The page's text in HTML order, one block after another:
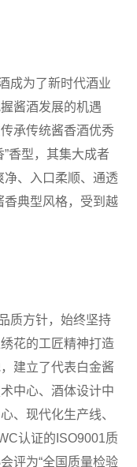
成为了新时代酒业
酱酒发展的机遇
承传统酱香酒优秀
香型，其集大成者
、入口柔顺、通透
香典型风格，受到越
质方针，始终坚持
花的工匠精神打造
建立了代表白金酱
中心、酒体设计中
、现代化生产线、
认证的ISO9001质
评为“全国质量检验